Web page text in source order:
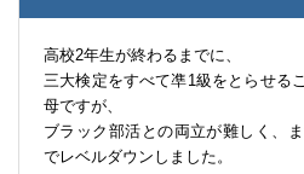
高校2年生が終わるまでに、
三大検定をすべて凖1級をとらせる
母ですが、
ブラック部活との両立が難しく、
でレベルダウンしました。